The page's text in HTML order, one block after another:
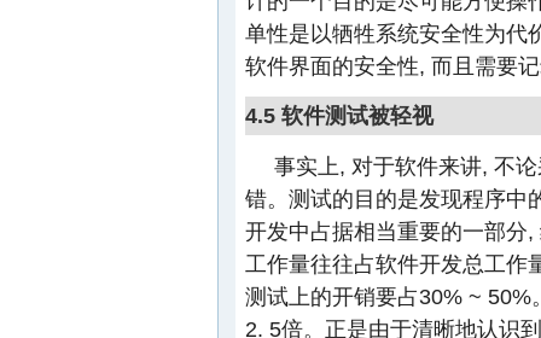
单性是以牺牲系统安全性为代
软件界面的安全性, 而且需要
4.5 软件测试被轻视
事实上, 对于软件来讲, 不
错。测试的目的是发现程序中
开发中占据相当重要的一部分
工作量往往占软件开发总工作
测试上的开销要占30% ~
2. 5倍。正是由于清晰地认识